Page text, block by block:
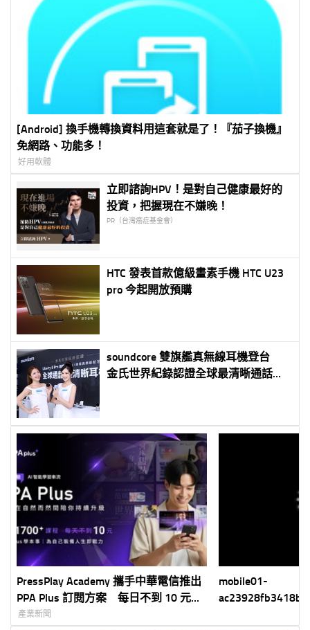
[Android] 換手機轉換資料用這套就是了！『茄子換機』
免網路、功能多！
好用軟體
立即諮詢HPV！是對自己健康最好的
投資，把握現在不嫌晚！
PR（台灣癌症基金會）
HTC 發表首款億級畫素手機 HTC U23
pro 今起開放預購
soundcore 雙旗艦真無線耳機登台
金氏世界紀錄認證全球最清晰通話
PressPlay Academy 攜手中華電信推出
PPA Plus 訂閱方案 每日不到 10 元打
造全新影音學習生活圈
產業新聞
mobile01-